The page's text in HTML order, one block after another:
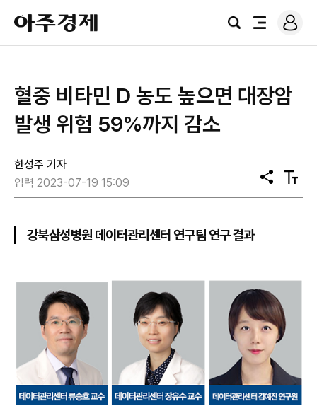
아
주
경
검
전
로
그
혈중 비타민 D 농도 높으면 대장암
발생 위험 59%까지 감소
한성주 기자
입력 2023-07-19 15:09
공
유
텍
스
강북삼성병원 데이터관리센터 연구팀 연구 결과